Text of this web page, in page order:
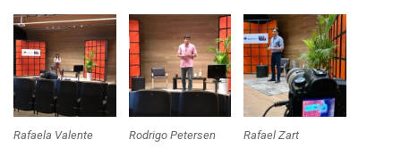
Rafaela Valente Rodrigo Petersen Rafael Zart